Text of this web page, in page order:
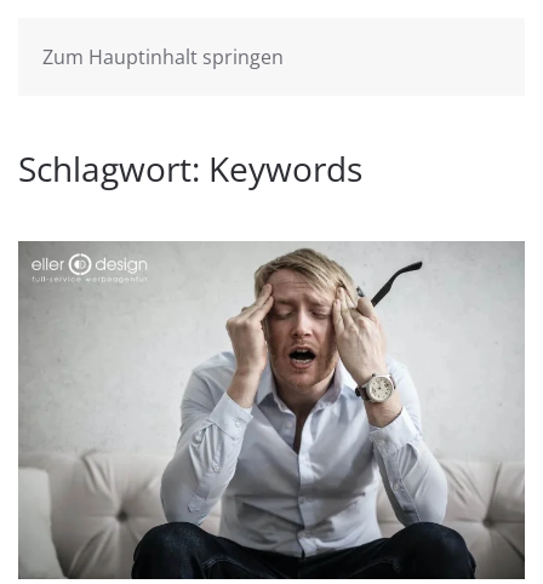
Zum Hauptinhalt springen
Schlagwort: Keywords